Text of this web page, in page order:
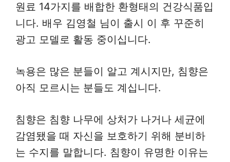
원료 14가지를 배합한 환형태의 건강식품입
니다. 배우 김영철 님이 출시 이 후 꾸준히
광고 모델로 활동 중이십니다.
녹용은 많은 분들이 알고 계시지만, 침향은
아직 모르시는 분들도 계십니다.
침향은 침향 나무에 상처가 나거나 세균에
감염됐을 때 자신을 보호하기 위해 분비하
는 수지를 말합니다. 침향이 유명한 이유는